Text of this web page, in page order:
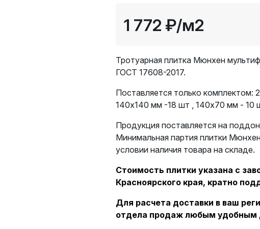
1 772 ₽/м2
Тротуарная плитка Мюнхен
ГОСТ 17608-2017.
Поставляется только
140х140 мм -18 шт , 140х70 мм - 10
Продукция поставляется на
Минимальная партия плитки
условии наличия товара на складе.
Стоимость плитки указана с
Красноярского края, кратно
Для расчета доставки в ваш
отдела продаж любым удобным